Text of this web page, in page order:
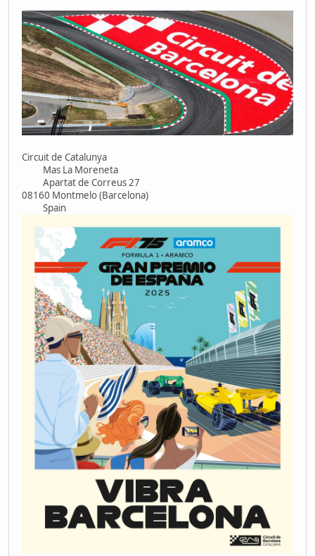
Circuit de Catalunya
Mas La Moreneta
Apartat de Correus 27
08160 Montmelo (Barcelona)
Spain